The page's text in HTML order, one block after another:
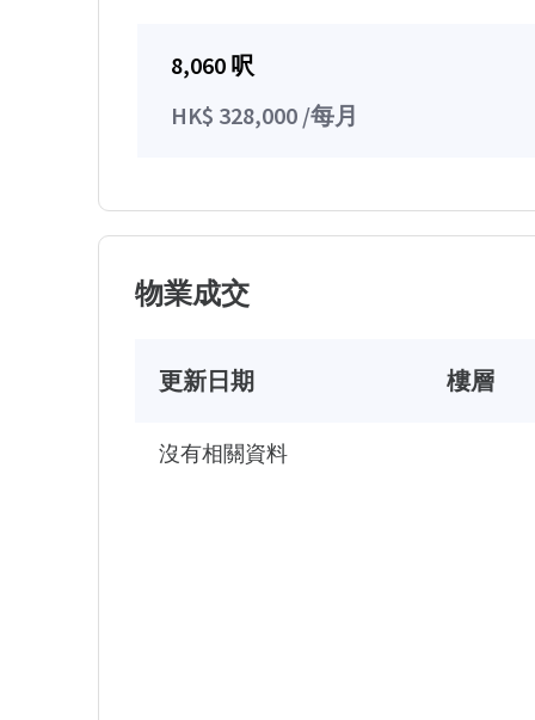
8,060 呎
HK$ 328,000 /每月
物業成交
更新日期 樓層
沒有相關資料